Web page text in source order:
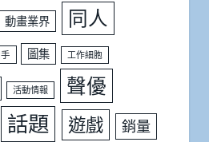
動畫業界 同人
圖集 工作細胞
活動情報 聲優
話題 遊戲 銷量